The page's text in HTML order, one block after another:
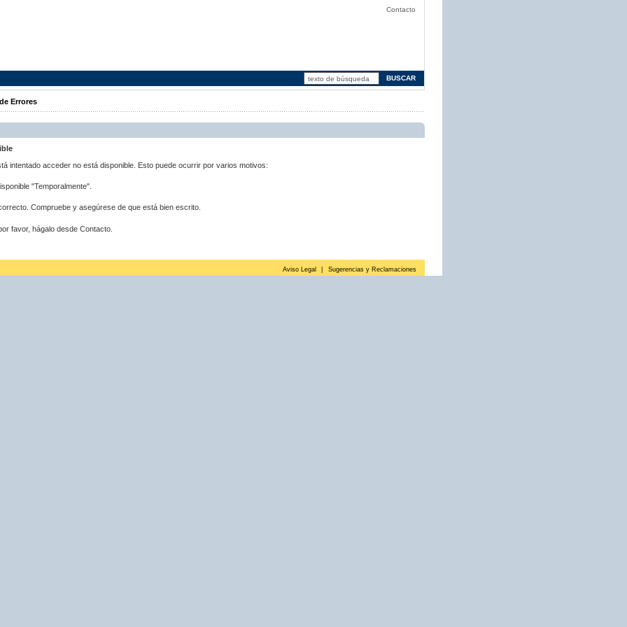
Contacto
Errores
intentado acceder no está disponible. Esto puede ocurrir por varios motivos:
"Temporalmente".
Compruebe y asegúrese de que está bien escrito.
favor, hágalo desde Contacto.
Aviso Legal Sugerencias y Reclamaciones